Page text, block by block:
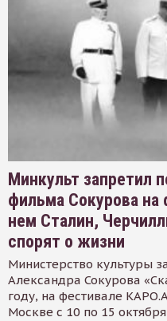
Минкульт запретил
фильма Сокурова
нем Сталин,
спорят о жизни
Министерство культуры
Александра Сокурова
году, на фестивале
Москве с 10 по 15 октября